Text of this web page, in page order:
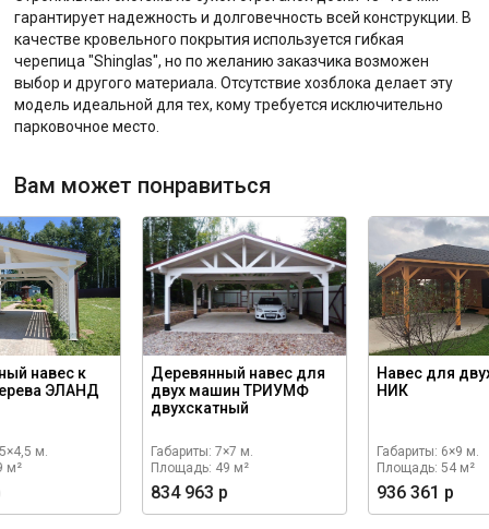
гарантирует надежность и долговечность всей конструкции. В
качестве кровельного покрытия используется гибкая
черепица "Shinglas", но по желанию заказчика возможен
выбор и другого материала. Отсутствие хозблока делает эту
модель идеальной для тех, кому требуется исключительно
парковочное место.
Вам может понравиться
навес к
ЭЛАНД
м.
м²
Деревянный навес для
двух машин ТРИУМФ
двухскатный
Габариты: 7×7 м.
Площадь: 49 м²
834 963 р
Навес для
НИК
Габариты: 6×9 м.
Площадь: 54 м²
936 361 р